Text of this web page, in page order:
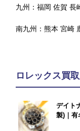
九州：福岡 佐賀 長
南九州：熊本 宮崎
ロレックス買
デイト
製)｜有